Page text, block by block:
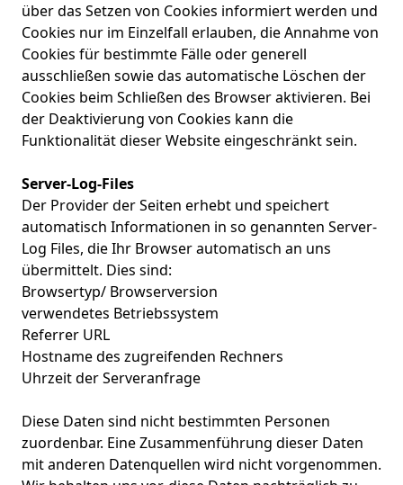
über das Setzen von Cookies informiert werden und
Cookies nur im Einzelfall erlauben, die Annahme von
Cookies für bestimmte Fälle oder generell
ausschließen sowie das automatische Löschen der
Cookies beim Schließen des Browser aktivieren. Bei
der Deaktivierung von Cookies kann die
Funktionalität dieser Website eingeschränkt sein.
Server-Log-Files
Der Provider der Seiten erhebt und speichert
automatisch Informationen in so genannten Server-
Log Files, die Ihr Browser automatisch an uns
übermittelt. Dies sind:
Browsertyp/ Browserversion
verwendetes Betriebssystem
Referrer URL
Hostname des zugreifenden Rechners
Uhrzeit der Serveranfrage
Diese Daten sind nicht bestimmten Personen
zuordenbar. Eine Zusammenführung dieser Daten
mit anderen Datenquellen wird nicht vorgenommen.